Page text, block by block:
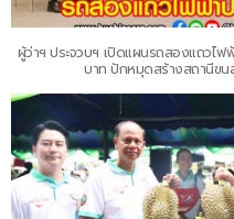
ผู้ว่าฯ ประจวบฯ เปิดแผนรถสองแถวไ
บาท ปักหมุดสร้างสถานีขน